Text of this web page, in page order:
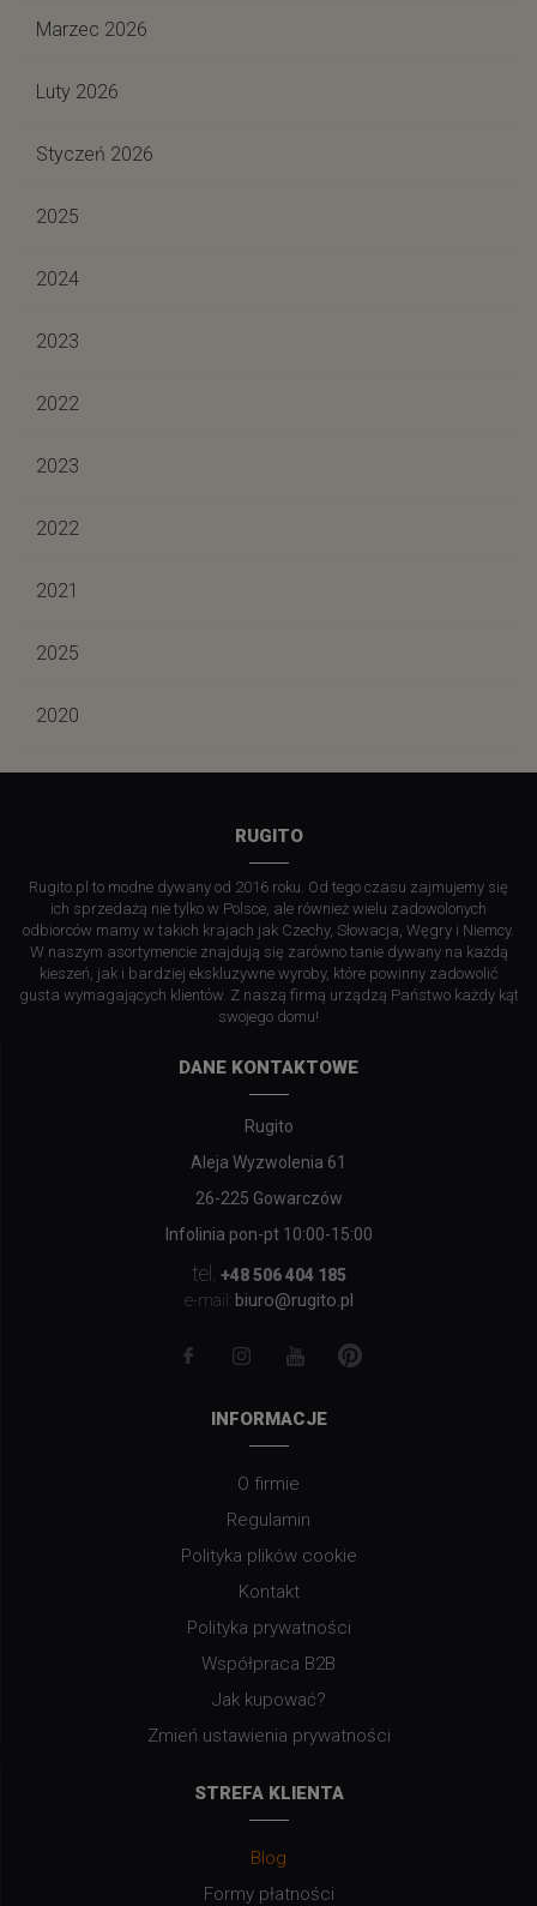
Marzec 2026
Luty 2026
Styczeń 2026
2025
2024
2023
2022
2023
2022
2021
2025
2020
RUGITO
Rugito.pl to modne dywany od 2016 roku. Od tego czasu zajmujemy się
ich sprzedażą nie tylko w Polsce, ale również wielu zadowolonych
odbiorców mamy w takich krajach jak Czechy, Słowacja, Węgry i Niemcy.
W naszym asortymencie znajdują się zarówno tanie dywany na każdą
kieszeń, jak i bardziej ekskluzywne wyroby, które powinny zadowolić
gusta wymagających klientów. Z naszą firmą urządzą Państwo każdy kąt
swojego domu!
DANE KONTAKTOWE
Rugito
Aleja Wyzwolenia 61
26-225 Gowarczów
Infolinia pon-pt 10:00-15:00
tel.
+48 506 404 185
e-mail: biuro@rugito.pl
INFORMACJE
O firmie
Regulamin
Polityka plików cookie
Kontakt
Polityka prywatności
Współpraca B2B
Jak kupować?
Zmień ustawienia prywatności
STREFA KLIENTA
Blog
Formy płatności